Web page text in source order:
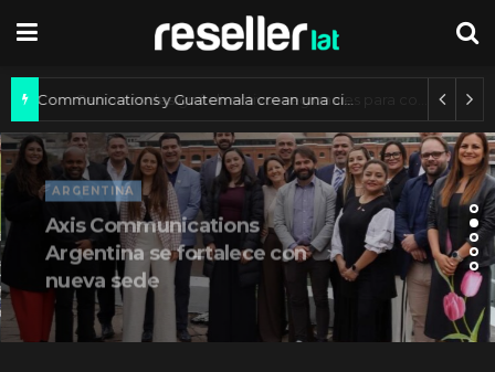
ARGENTINA
Axis Communications
Argentina se fortalece con
nueva sede